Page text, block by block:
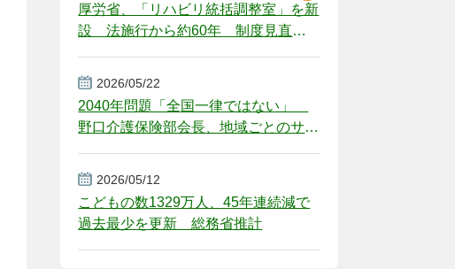
厚労省、「リハビリ統括調整室」を新
設 法施行から約60年 制度見直し
2026/05/22
2040年問題「全国一律ではない」
野口介護保険部会長、地域ごとのサー
2026/05/12
こどもの数1329万人、45年連続減で
過去最少を更新 総務省推計